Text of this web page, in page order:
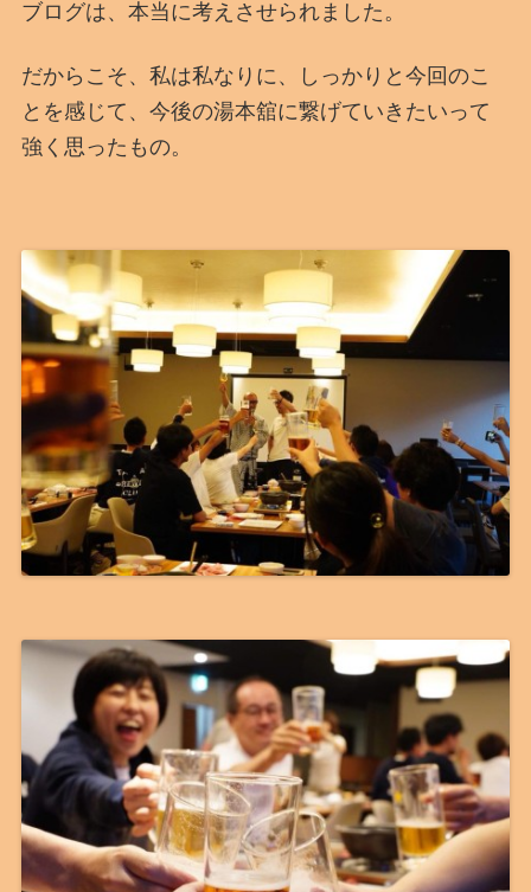
ブログは、本当に考えさせられました。
だからこそ、私は私なりに、しっかりと今回のこ
とを感じて、今後の湯本舘に繋げていきたいって
強く思ったもの。